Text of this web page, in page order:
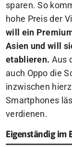
sparen. So
hohe Preis der
will ein
Asien und will
etablieren. Aus
auch Oppo die
inzwischen
Smartphones
verdienen.
Eigenständig im